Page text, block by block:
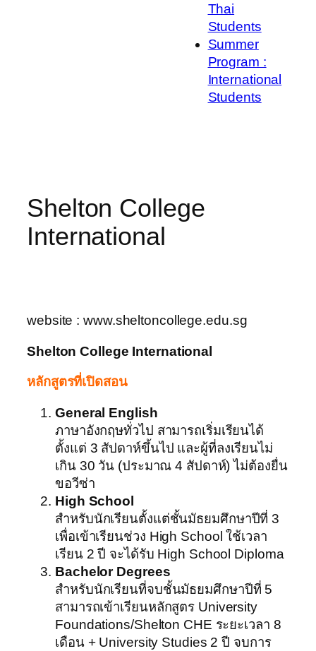
Thai
Students
Summer
Program :
International
Students
Shelton College
International
website : www.sheltoncollege.edu.sg
Shelton College International
หลักสูตรที่เปิดสอน
General English
ภาษาอังกฤษทั่วไป สามารถเริ่มเรียนได้
ตั้งแต่ 3 สัปดาห์ขึ้นไป และผู้ที่ลงเรียนไม่
เกิน 30 วัน (ประมาณ 4 สัปดาห์) ไม่ต้องยื่น
ขอวีซ่า
High School
สำหรับนักเรียนตั้งแต่ชั้นมัธยมศึกษาปีที่ 3
เพื่อเข้าเรียนช่วง High School ใช้เวลา
เรียน 2 ปี จะได้รับ High School Diploma
Bachelor Degrees
สำหรับนักเรียนที่จบชั้นมัธยมศึกษาปีที่ 5
สามารถเข้าเรียนหลักสูตร University
Foundations/Shelton CHE ระยะเวลา 8
เดือน + University Studies 2 ปี จบการ